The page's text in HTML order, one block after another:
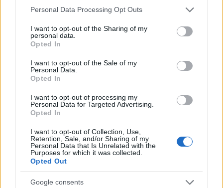
Please note that this website/app uses one or more Google
not limited to your visit or usage behaviour. You may click to
grant or deny consent to Google and its third-party tags to
use your data for below specified purposes in below Google
consent section.
Personal Data Processing Opt Outs
I want to opt-out of the Sharing of my
personal data.
Opted In
I want to opt-out of the Sale of my
Personal Data.
Opted In
I want to opt-out of processing my
Personal Data for Targeted Advertising.
Opted In
I want to opt-out of Collection, Use,
Retention, Sale, and/or Sharing of my
Personal Data that Is Unrelated with the
Purposes for which it was collected.
Opted Out
Google consents
A magyaroknak állított szoborkompozíció is hasonló
hatást kíván elérni, az eredeti változatát Makrisz
helyeztek el a mauthauseni koncentrációs tábor
területén. A szobor nem hiába volt ismerős, mivel
Budapesten, a XIII. kerületben a Duna-parton, amin
a szocreál stílusa hasonlóan visszaköszön. Az
csillagos Népköztársaság címerünk erősen a
kommunista időket idézi, remélem, hogy a
Külügyminisztériumnak jelzett megoldandó
probléma hamarosan elhárul, addig az Instagramon
megcsodálhatod: